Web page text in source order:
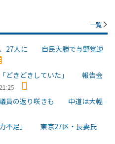
一覧
、27人に 自民大勝で与野党逆
「どきどきしていた」 報告会
議員の返り咲きも 中道は大幅
力不足」 東京27区・長妻氏